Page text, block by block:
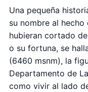
Una pequeña
su nombre al
hubieran cortado
o su fortuna, se
(6460 msnm), la
Departamento de
como vivir al lado